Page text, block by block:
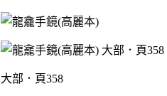
大部．頁358